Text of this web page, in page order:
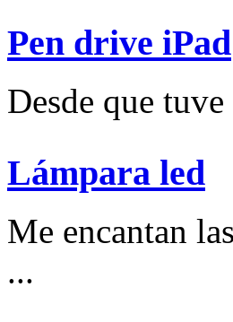
Pen drive iPad
Desde que
Lámpara led
Me encantan
...